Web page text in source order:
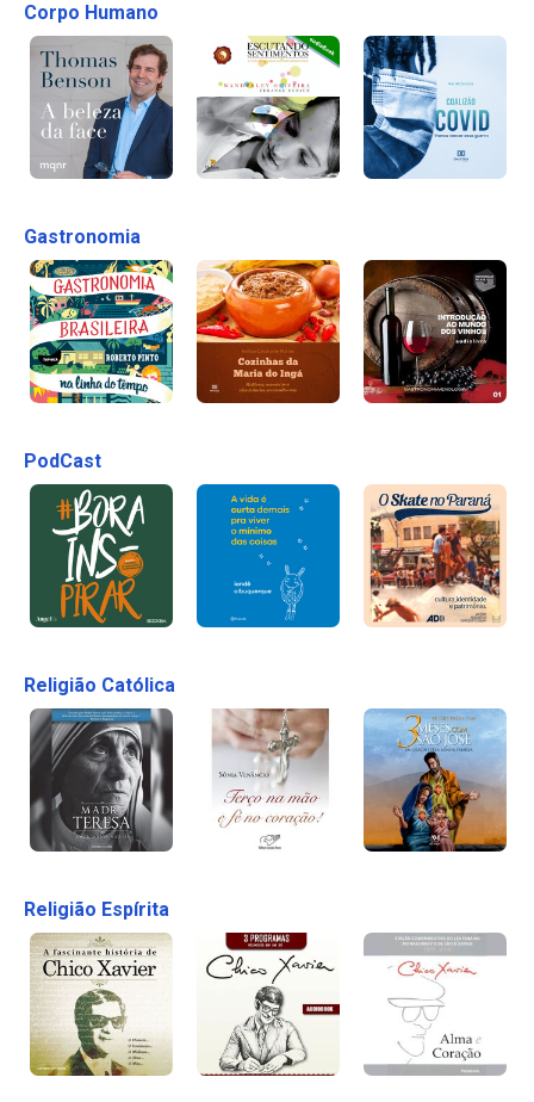
Corpo Humano
Gastronomia
PodCast
Religião Católica
Religião Espírita